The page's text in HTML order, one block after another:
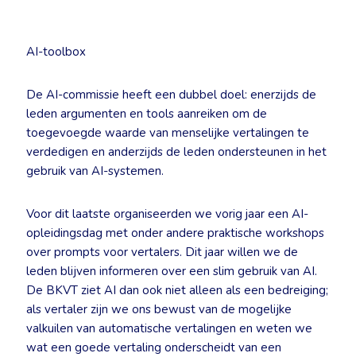
AI-toolbox
De AI-commissie heeft een dubbel doel: enerzijds de
leden argumenten en tools aanreiken om de
toegevoegde waarde van menselijke vertalingen te
verdedigen en anderzijds de leden ondersteunen in het
gebruik van AI-systemen.
Voor dit laatste organiseerden we vorig jaar een AI-
opleidingsdag met onder andere praktische workshops
over prompts voor vertalers. Dit jaar willen we de
leden blijven informeren over een slim gebruik van AI.
De BKVT ziet AI dan ook niet alleen als een bedreiging;
als vertaler zijn we ons bewust van de mogelijke
valkuilen van automatische vertalingen en weten we
wat een goede vertaling onderscheidt van een